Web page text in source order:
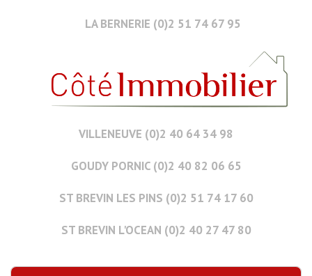
LA BERNERIE (0)2 51 74 67 95
VILLENEUVE (0)2 40 64 34 98
GOUDY PORNIC (0)2 40 82 06 65
ST BREVIN LES PINS (0)2 51 74 17 60
ST BREVIN L'OCEAN (0)2 40 27 47 80